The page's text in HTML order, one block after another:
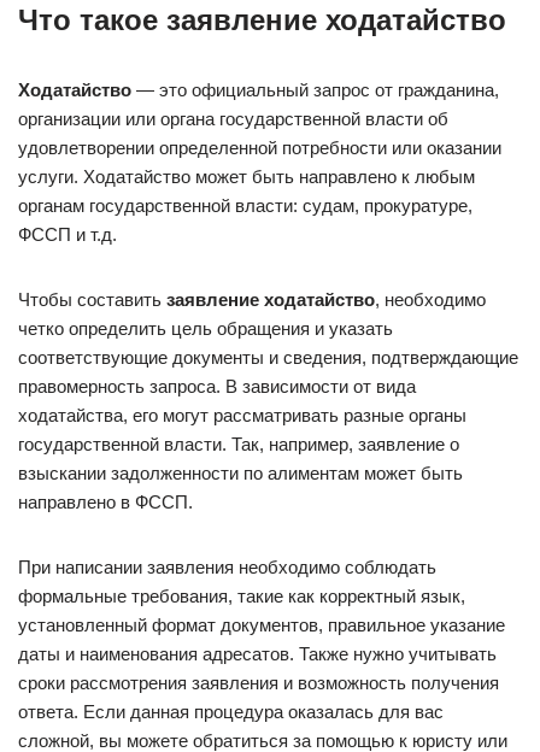
Что такое заявление ходатайство
Ходатайство — это официальный запрос от гражданина,
организации или органа государственной власти об
удовлетворении определенной потребности или оказании
услуги. Ходатайство может быть направлено к любым
органам государственной власти: судам, прокуратуре,
ФССП и т.д.
Чтобы составить заявление ходатайство, необходимо
четко определить цель обращения и указать
соответствующие документы и сведения, подтверждающие
правомерность запроса. В зависимости от вида
ходатайства, его могут рассматривать разные органы
государственной власти. Так, например, заявление о
взыскании задолженности по алиментам может быть
направлено в ФССП.
При написании заявления необходимо соблюдать
формальные требования, такие как корректный язык,
установленный формат документов, правильное указание
даты и наименования адресатов. Также нужно учитывать
сроки рассмотрения заявления и возможность получения
ответа. Если данная процедура оказалась для вас
сложной, вы можете обратиться за помощью к юристу или